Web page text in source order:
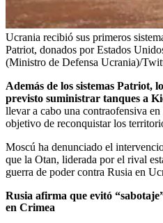
Ucrania recibió sus primeros
Patriot, donados por Estados
(Ministro de Defensa Ucrania)/
Además de los sistemas Patriot,
previsto suministrar tanques a
llevar a cabo una contraofensiva
objetivo de reconquistar los
Moscú ha denunciado el
que la Otan, liderada por el rival
guerra de poder contra Rusia en
Rusia afirma que evitó
en Crimea